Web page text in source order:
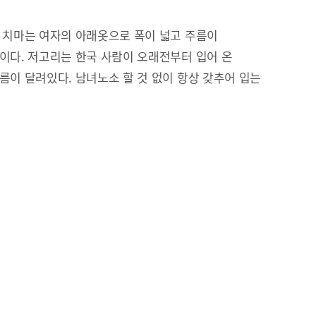
마는 여자의 아래옷으로 폭이 넓고 주름이
다. 저고리는 한국 사람이 오래전부터 입어 온
이 달려있다. 남녀노소 할 것 없이 항상 갖추어 입는